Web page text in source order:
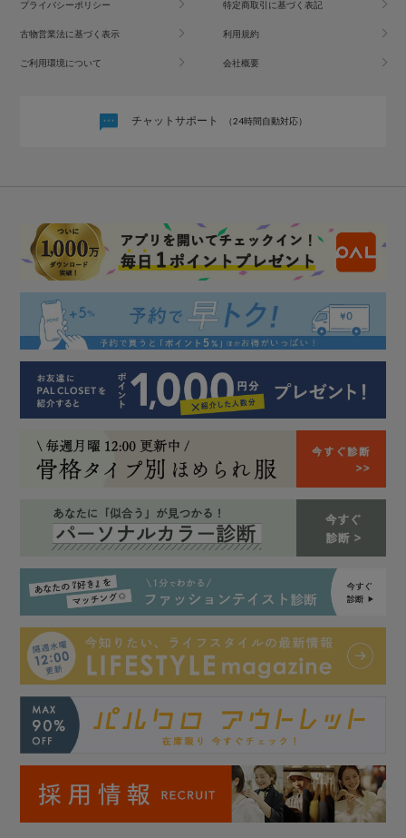
プライバシーポリシー 特定商取引に基づく表記
古物営業法に基づく表示 利用規約
ご利用環境について 会社概要
チャットサポート （24時間自動対応）